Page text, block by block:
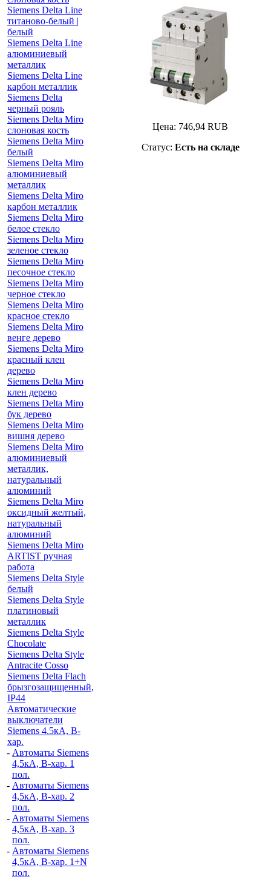
Siemens Delta Line
титаново-белый |
белый
Siemens Delta Line
алюминиевый
металлик
Siemens Delta Line
карбон металлик
Siemens Delta
черный рояль
Siemens Delta Miro
слоновая кость
Siemens Delta Miro
белый
Siemens Delta Miro
алюминиевый
металлик
Siemens Delta Miro
карбон металлик
Siemens Delta Miro
белое стекло
Siemens Delta Miro
зеленое стекло
Siemens Delta Miro
песочное стекло
Siemens Delta Miro
черное стекло
Siemens Delta Miro
красное стекло
Siemens Delta Miro
венге дерево
Siemens Delta Miro
красный клен
дерево
Siemens Delta Miro
клен дерево
Siemens Delta Miro
бук дерево
Siemens Delta Miro
вишня дерево
Siemens Delta Miro
алюминиевый
металлик,
натуральный
алюминий
Siemens Delta Miro
оксидный желтый,
натуральный
алюминий
Siemens Delta Miro
ARTIST ручная
работа
Siemens Delta Style
белый
Siemens Delta Style
платиновый
металлик
Siemens Delta Style
Chocolate
Siemens Delta Style
Antracite Cosso
Siemens Delta Flach
брызгозащищенный,
IP44
Автоматические
выключатели
Siemens 4.5кА, B-
хар.
- Автоматы Siemens
4,5кА, B-хар. 1
пол.
- Автоматы Siemens
4,5кА, B-хар. 2
пол.
- Автоматы Siemens
4,5кА, B-хар. 3
пол.
- Автоматы Siemens
4,5кА, B-хар. 1+N
пол.
Цена: 746,94 RUB
Статус: Есть на складе